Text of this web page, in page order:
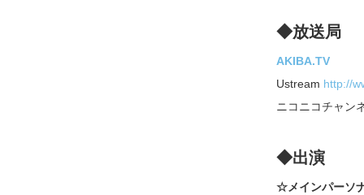
◆放送局
AKIBA.TV
Ustream http://
ニコニコチャン
◆出演
☆メインパーソ